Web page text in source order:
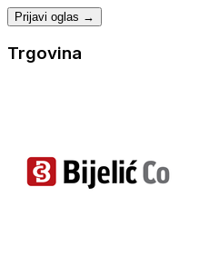
Prijavi oglas →
Trgovina